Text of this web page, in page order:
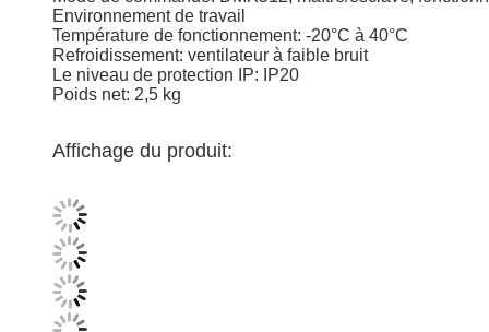
Environnement de travail
Température de fonctionnement: -20°C à 40°C
Refroidissement: ventilateur à faible bruit
Le niveau de protection IP: IP20
Poids net: 2,5 kg
Affichage du produit:
Avantages concurrentiels: